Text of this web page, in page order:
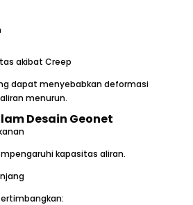
akibat Creep
dapat menyebabkan deformasi
menurun.
Desain Geonet
kapasitas aliran.